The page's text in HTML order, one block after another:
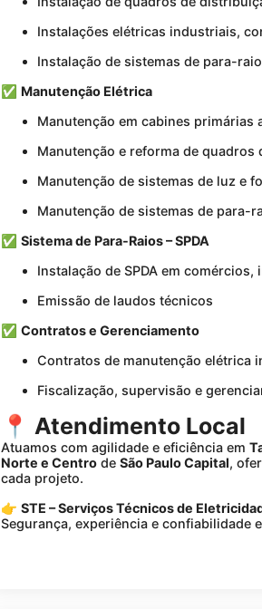
Instalações elétricas industriais,
Instalação de sistemas de para-
✅ Manutenção Elétrica
Manutenção em cabines primárias
Manutenção e reforma de quadros
Manutenção de sistemas de luz e
Manutenção de sistemas de para-
✅ Sistema de Para-Raios – SPDA
Instalação de SPDA em
Emissão de laudos técnicos
✅ Contratos e Gerenciamento
Contratos de manutenção elétrica
Fiscalização, supervisão e
📍 Atendimento Local
Atuamos com agilidade e eficiência em
Norte e Centrode São Paulo Capital,
cada projeto.
👉 STE – Serviços Técnicos de
Segurança, experiência e confiabilidade